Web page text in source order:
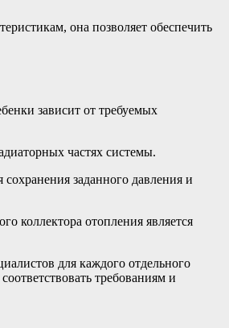
она позволяет обеспечить
зависит от требуемых
частях системы.
заданного давления и
коллектора отопления является
для каждого отдельного
требованиям и